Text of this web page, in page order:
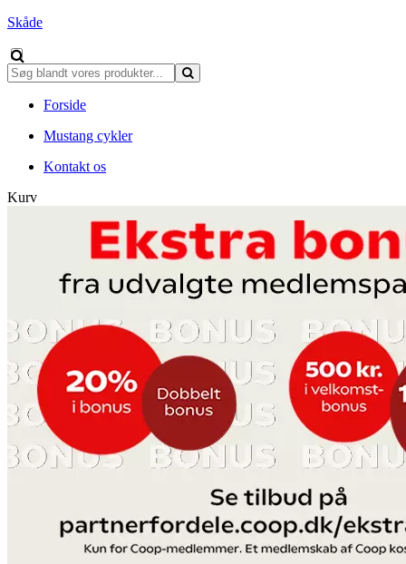
Skåde
Forside
Mustang cykler
Kontakt os
Kurv